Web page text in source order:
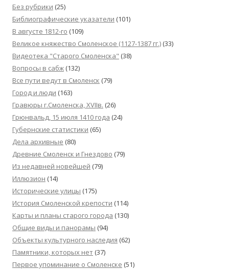
Без рубрики (25)
Библиографические указатели (101)
В августе 1812-го (109)
Великое княжество Смоленское (1127-1387 гг.) (33)
Видеотека "Cтарого Смоленска" (38)
Вопросы в сабж (132)
Все пути ведут в Смоленск (79)
Город и люди (163)
Гравюры г.Смоленска, XVIIв. (26)
Грюнвальд, 15 июля 1410 года (24)
Губернские статистики (65)
Дела архивные (80)
Древние Смоленск и Гнездово (79)
Из недавней новейшей (79)
Иллюзион (14)
Исторические улицы (175)
История Смоленской крепости (114)
Карты и планы старого города (130)
Общие виды и панорамы (94)
Объекты культурного наследия (62)
Памятники, которых нет (37)
Первое упоминание о Смоленске (51)